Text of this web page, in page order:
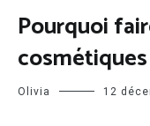
Pourquoi
Olivia 12